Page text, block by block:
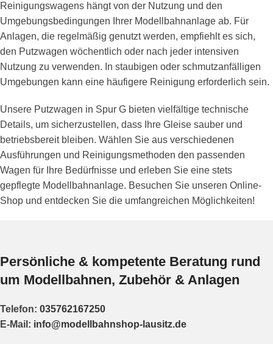
Reinigungswagens hängt von der Nutzung und den
Umgebungsbedingungen Ihrer Modellbahnanlage ab. Für
Anlagen, die regelmäßig genutzt werden, empfiehlt es sich,
den Putzwagen wöchentlich oder nach jeder intensiven
Nutzung zu verwenden. In staubigen oder schmutzanfälligen
Umgebungen kann eine häufigere Reinigung erforderlich sein.
Unsere Putzwagen in Spur G bieten vielfältige technische
Details, um sicherzustellen, dass Ihre Gleise sauber und
betriebsbereit bleiben. Wählen Sie aus verschiedenen
Ausführungen und Reinigungsmethoden den passenden
Wagen für Ihre Bedürfnisse und erleben Sie eine stets
gepflegte Modellbahnanlage. Besuchen Sie unseren Online-
Shop und entdecken Sie die umfangreichen Möglichkeiten!
Persönliche & kompetente Beratung rund
um Modellbahnen, Zubehör & Anlagen
Telefon: 035762167250
E-Mail: info@modellbahnshop-lausitz.de